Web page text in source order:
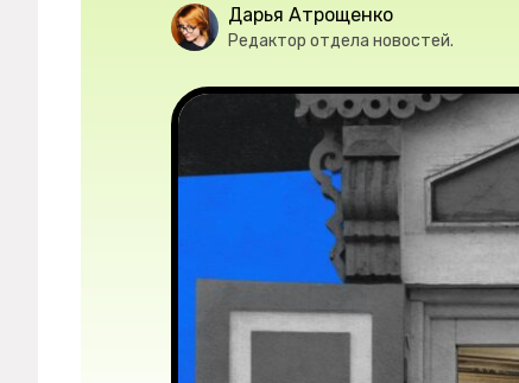
О проекте Дарья Атрощенко
Редактор отдела новостей.